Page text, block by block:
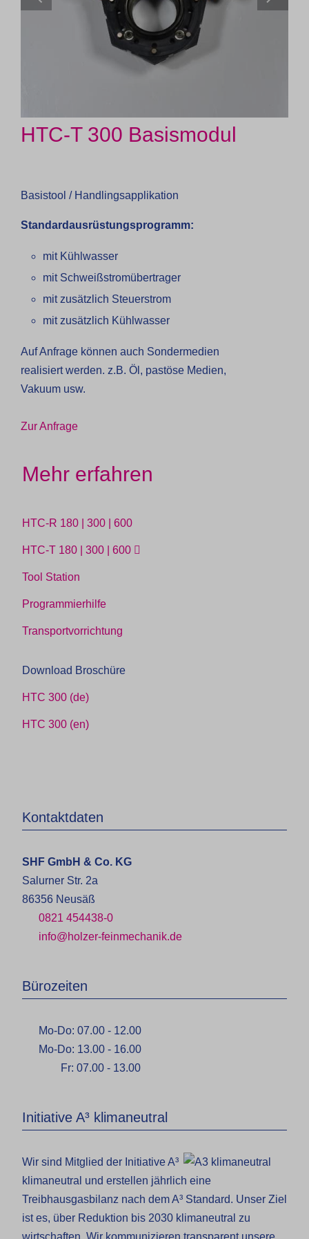
HTC-T 300 Basismodul
Basistool / Handlingsapplikation
Standardausrüstungsprogramm:
mit Kühlwasser
mit Schweißstromübertrager
mit zusätzlich Steuerstrom
mit zusätzlich Kühlwasser
Auf Anfrage können auch Sondermedien
realisiert werden. z.B. Öl, pastöse Medien,
Vakuum usw.
Zur Anfrage
Mehr erfahren
HTC-R 180 | 300 | 600
HTC-T 180 | 300 | 600
Tool Station
Programmierhilfe
Transportvorrichtung
Download Broschüre
HTC 300 (de)
HTC 300 (en)
Kontaktdaten
SHF GmbH & Co. KG
Salurner Str. 2a
86356 Neusäß
0821 454438-0
info@holzer-feinmechanik.de
Bürozeiten
Mo-Do: 07.00 - 12.00
Mo-Do: 13.00 - 16.00
Fr: 07.00 - 13.00
Initiative A³ klimaneutral
Wir sind Mitglied der Initiative A³
klimaneutral und erstellen jährlich eine
Treibhausgasbilanz nach dem A³ Standard. Unser Ziel
ist es, über Reduktion bis 2030 klimaneutral zu